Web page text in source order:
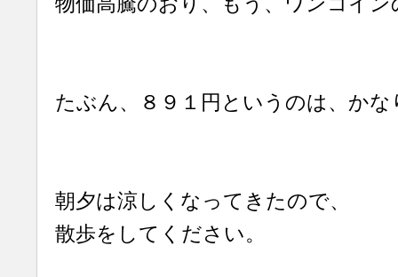
たぶん、８９１円というのは、か
朝夕は涼しくなってきたので、
散歩をしてください。